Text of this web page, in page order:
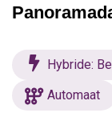
Hybride:
Automaat